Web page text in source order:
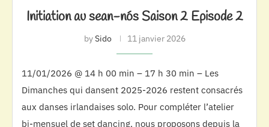
Initiation au sean-nós Saison 2 Episode 2
bySido 11 janvier 2026
11/01/2026 @ 14 h 00 min – 17 h 30 min – Les
Dimanches qui dansent 2025-2026 restent consacrés
aux danses irlandaises solo. Pour compléter l’atelier
bi-mensuel de set dancing, nous proposons depuis la